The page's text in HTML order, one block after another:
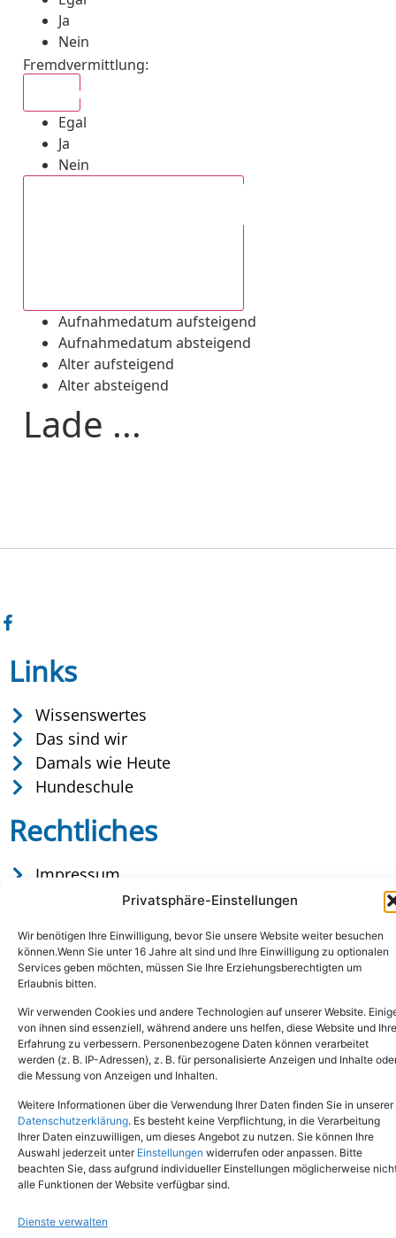
Privatsphäre-Einstellungen
Wir benötigen Ihre Einwilligung, bevor Sie unsere Website weiter besuchen
können.Wenn Sie unter 16 Jahre alt sind und Ihre Einwilligung zu optionalen
Services geben möchten, müssen Sie Ihre Erziehungsberechtigten um
Erlaubnis bitten.
Wir verwenden Cookies und andere Technologien auf unserer Website.
von ihnen sind essenziell, während andere uns helfen, diese Website und Ihre
Erfahrung zu verbessern. Personenbezogene Daten können verarbeitet
werden (z. B. IP-Adressen), z. B. für personalisierte Anzeigen und Inhalte
die Messung von Anzeigen und Inhalten.
Weitere Informationen über die Verwendung Ihrer Daten finden Sie in unserer
Datenschutzerklärung. Es besteht keine Verpflichtung, in die Verarbeitung
Ihrer Daten einzuwilligen, um dieses Angebot zu nutzen. Sie können Ihre
Auswahl jederzeit unter Einstellungen widerrufen oder anpassen. Bitte
beachten Sie, dass aufgrund individueller Einstellungen möglicherweise
alle Funktionen der Website verfügbar sind.
Dienste verwalten
Ja
Nein
Fremdvermittlung:
Egal
Ja
Nein
Aufnahmedatum aufsteigend
Aufnahmedatum absteigend
Alter aufsteigend
Alter absteigend
Lade ...
Links
Wissenswertes
Das sind wir
Damals wie Heute
Hundeschule
Rechtliches
Impressum
Datenschutz
Copyright © 2024. Alle Rechte vorbehalten.
Tel.: (02651) - 77438info@tierheim-mayen.de
In der Pluns 1, 56727 Mayen